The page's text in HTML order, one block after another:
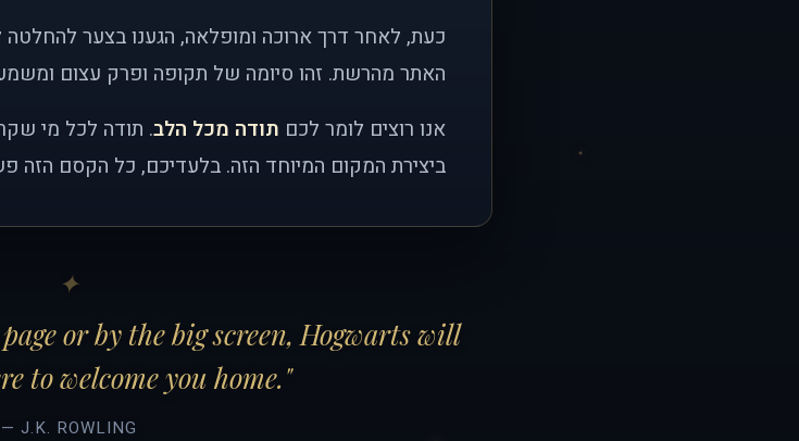
כעת, לאחר דרך ארוכה ומופלאה, הגענו בצער להחלטה
האתר מהרשת. זהו סיומה של תקופה ופרק עצום
אנו רוצים לומר לכם תודה מכל הלב. תודה לכל מי
ביצירת המקום המיוחד הזה. בלעדיכם, כל הקסם הזה
or by the big screen, Hogwarts will
to welcome you home."
— J.K. ROWLING